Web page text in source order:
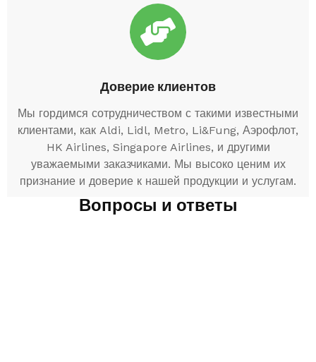
Доверие клиентов
Мы гордимся сотрудничеством с такими известными
клиентами, как Aldi, Lidl, Metro, Li&Fung, Аэрофлот,
HK Airlines, Singapore Airlines, и другими
уважаемыми заказчиками. Мы высоко ценим их
признание и доверие к нашей продукции и услугам.
Вопросы и ответы